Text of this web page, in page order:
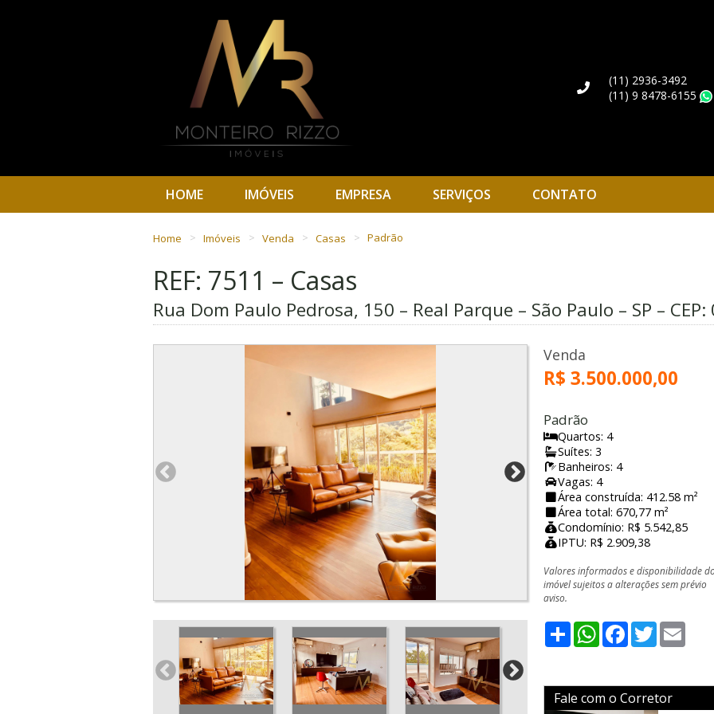
(11) 2936-3492
(11) 9 8478-6155
HOME IMÓVEIS EMPRESA SERVIÇOS CONTATO
Home Imóveis Venda Casas Padrão
REF: 7511 – Casas
Rua Dom Paulo Pedrosa, 150 – Real Parque – São Paulo – SP – CEP:
Venda
R$ 3.500.000,00
Padrão
Quartos: 4
Suítes: 3
Banheiros: 4
Vagas: 4
Área construída: 412.58 m²
Área total: 670,77 m²
Condomínio: R$ 5.542,85
IPTU: R$ 2.909,38
Valores informados e disponibilidade
imóvel sujeitos a alterações sem prévio
aviso.
ShareWhatsApp
Facebook
Twitter
Fale com o Corretor